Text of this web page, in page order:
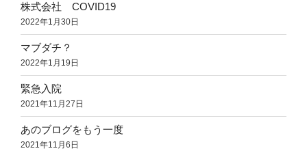
株式会社 COVID19
2022年1月30日
マブダチ？
2022年1月19日
緊急入院
2021年11月27日
あのブログをもう一度
2021年11月6日